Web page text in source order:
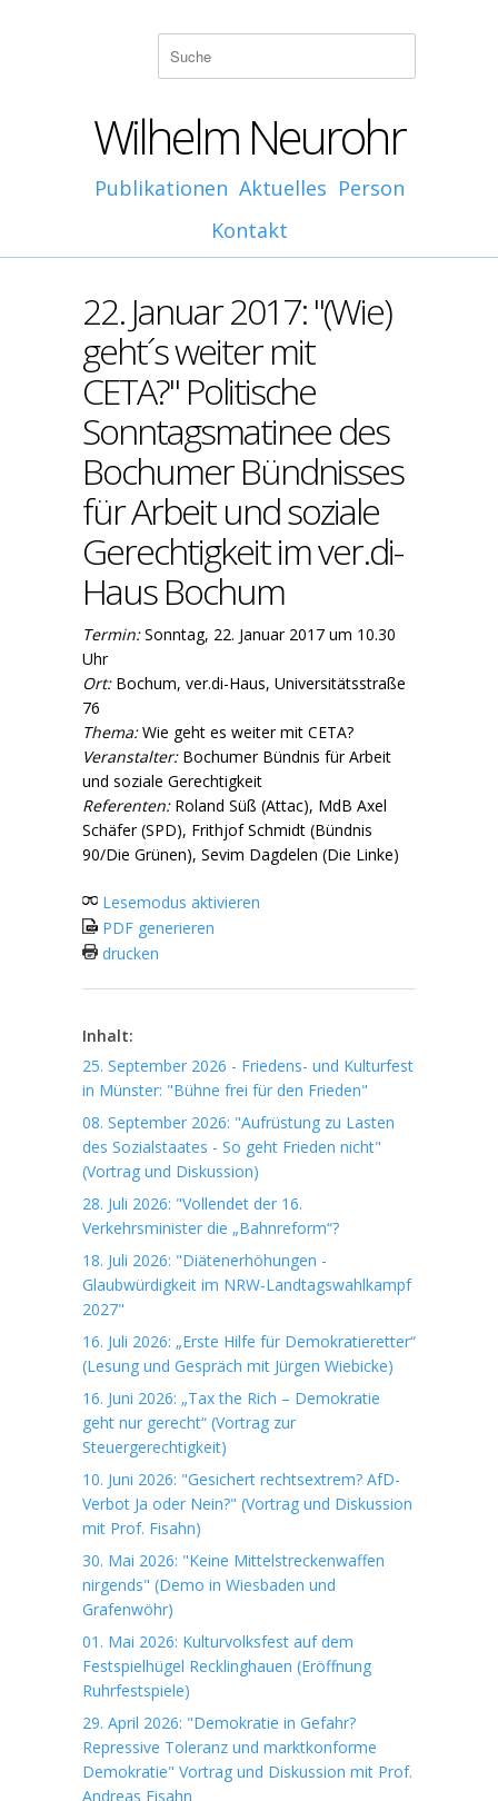
Wilhelm Neurohr
Publikationen Aktuelles Person
Kontakt
22. Januar 2017: "(Wie)
geht´s weiter mit
CETA?" Politische
Sonntagsmatinee des
Bochumer Bündnisses
für Arbeit und soziale
Gerechtigkeit im ver.di-
Haus Bochum
Termin:Sonntag, 22. Januar 2017 um 10.30
Uhr
Ort: Bochum, ver.di-Haus, Universitätsstraße
76
Thema:Wie geht es weiter mit CETA?
Veranstalter: Bochumer Bündnis für Arbeit
und soziale Gerechtigkeit
Referenten: Roland Süß (Attac), MdB Axel
Schäfer (SPD), Frithjof Schmidt (Bündnis
90/Die Grünen), Sevim Dagdelen (Die Linke)
Lesemodus aktivieren
PDF generieren
drucken
Inhalt:
25. September 2026 - Friedens- und Kulturfest
in Münster: "Bühne frei für den Frieden"
08. September 2026: "Aufrüstung zu Lasten
des Sozialstaates - So geht Frieden nicht"
(Vortrag und Diskussion)
28. Juli 2026: "Vollendet der 16.
Verkehrsminister die „Bahnreform“?
18. Juli 2026: "Diätenerhöhungen -
Glaubwürdigkeit im NRW-Landtagswahlkampf
2027"
16. Juli 2026: „Erste Hilfe für Demokratieretter“
(Lesung und Gespräch mit Jürgen Wiebicke)
16. Juni 2026: „Tax the Rich – Demokratie
geht nur gerecht“ (Vortrag zur
Steuergerechtigkeit)
10. Juni 2026: "Gesichert rechtsextrem? AfD-
Verbot Ja oder Nein?" (Vortrag und Diskussion
mit Prof. Fisahn)
30. Mai 2026: "Keine Mittelstreckenwaffen
nirgends" (Demo in Wiesbaden und
Grafenwöhr)
01. Mai 2026: Kulturvolksfest auf dem
Festspielhügel Recklinghauen (Eröffnung
Ruhrfestspiele)
29. April 2026: "Demokratie in Gefahr?
Repressive Toleranz und marktkonforme
Demokratie" Vortrag und Diskussion mit Prof.
Andreas Fisahn